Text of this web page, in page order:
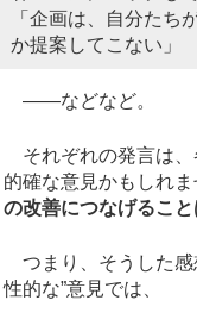
「企画は、自分たち
か提案してこない」
——などなど。
それぞれの発言は、
的確な意見かもしれ
の改善につなげるこ
つまり、そうした感
性的な”意見では、